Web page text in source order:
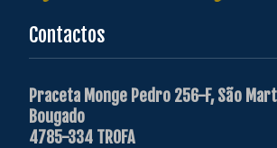
Contactos
Praceta Monge Pedro 256-F, São
Bougado
4785-334 TROFA